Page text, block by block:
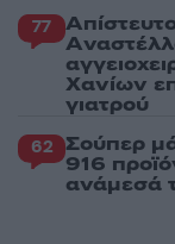
77
Χανίων
γιατρού
62 Σούπερ
916
ανάμεσά